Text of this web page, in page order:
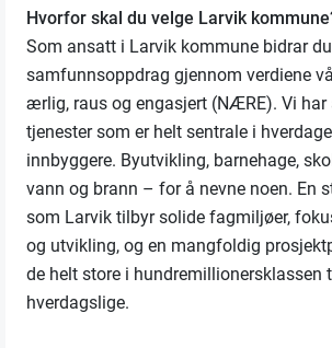
Hvorfor skal du velge Larvik
Som ansatt i Larvik kommune bidrar
samfunnsoppdrag gjennom verdiene
ærlig, raus og engasjert (NÆRE). Vi har
tjenester som er helt sentrale i
innbyggere. Byutvikling, barnehage,
vann og brann – for å nevne noen. En
som Larvik tilbyr solide fagmiljøer,
og utvikling, og en mangfoldig
de helt store i hundremillionersklassen
hverdagslige.